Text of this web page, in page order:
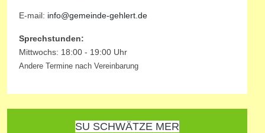
E-mail: info@gemeinde-gehlert.de
Sprechstunden:
Mittwochs: 18:00 - 19:00 Uhr
Andere Termine nach Vereinbarung
SU SCHWÄTZE MER